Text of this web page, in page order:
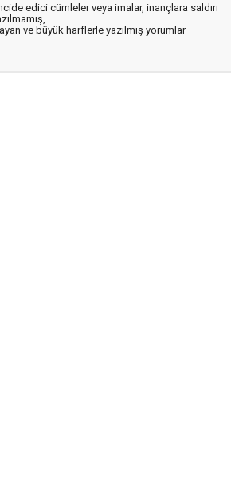
edici cümleler veya imalar, inançlara saldırı
ve büyük harflerle yazılmış yorumlar